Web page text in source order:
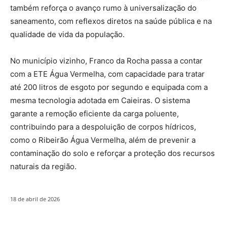
também reforça o avanço rumo à universalização do
saneamento, com reflexos diretos na saúde pública e na
qualidade de vida da população.
No município vizinho, Franco da Rocha passa a contar
com a ETE Água Vermelha, com capacidade para tratar
até 200 litros de esgoto por segundo e equipada com a
mesma tecnologia adotada em Caieiras. O sistema
garante a remoção eficiente da carga poluente,
contribuindo para a despoluição de corpos hídricos,
como o Ribeirão Água Vermelha, além de prevenir a
contaminação do solo e reforçar a proteção dos recursos
naturais da região.
18 de abril de 2026